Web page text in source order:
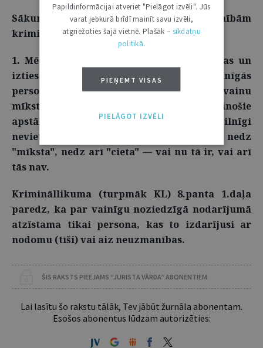
Sākumā tikai par dažām nepilnībām
krimināltiesību jomā.
1. Mēdz teikt, ka pirmstiesas izmeklēšanas un
iztiesāšanas stadijā tika noskaidrota vainīgās
personas (apsūdzētā, tiesājamā) vainu
mīkstinošie un viņa vainu pastiprinošie
apstākļi. Vārds (termins) "vaina" šeit ir pilnīgi
nevietā un kļūdaini minēts. Vaina nav nedz
"mīksta", nedz arī "cieta" — vai nu tā ir, vai arī
tās nav.
Krimināllikuma (turpmāk KL) 8.panta 1.daļa
paredz, ka par vainīgu noziedzīgā nodarījumā
atzīstama tikai persona, kas to izdarījusi ar
nodomu (tīši) vai aiz neuzmanības.
ŠIS RAKSTS PIEEJAMS “JURISTA VĀRDA” ABONENTIEM
Lai lasītu šo rakstu tālāk, Tev jābūt žurnāla abonentam.
Esošos abonentus lūdzam autorizēties:
Papildinformācijai atveriet "Pielāgot izvēli". Jūs
varat jebkurā brīdī mainīt savu izvēli,
atgriežoties šajā vietnē. Plašāk – sīkdatņu
politikā.
PIEŅEMT VISAS
PIELĀGOT IZVĒLI